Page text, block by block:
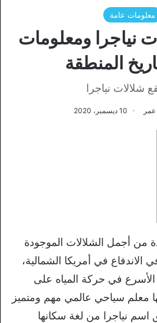
معلومات عامة
نياجرا ومعلومات
المنطقة
شلالات نياجرا
10 ديسمبر، 2020
من أجمل الشلالات الموجودة
الاندفاع في أمريكا الشمالية،
في حركة المياه على
معلم سياحي عالمي مهم ومتميز
اسم نياجرا من لغة سكانها